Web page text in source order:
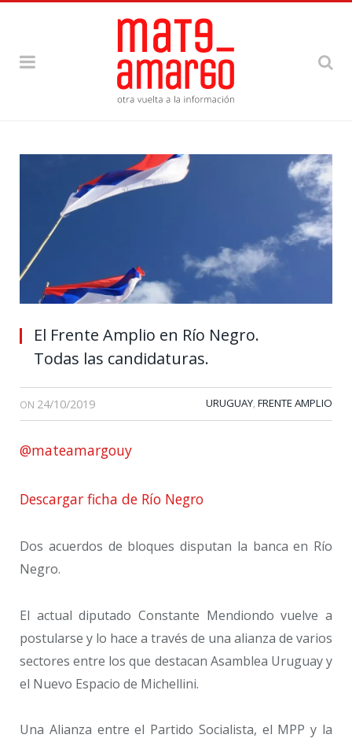
El Frente Amplio en Río Negro.
Todas las candidaturas.
ON 24/10/2019 URUGUAY, FRENTE AMPLIO
@mateamargouy
Descargar ficha de Río Negro
Dos acuerdos de bloques disputan la banca en Río
Negro.
El actual diputado Constante Mendiondo vuelve a
postularse y lo hace a través de una alianza de varios
sectores entre los que destacan Asamblea Uruguay y
el Nuevo Espacio de Michellini.
Una Alianza entre el Partido Socialista, el MPP y la